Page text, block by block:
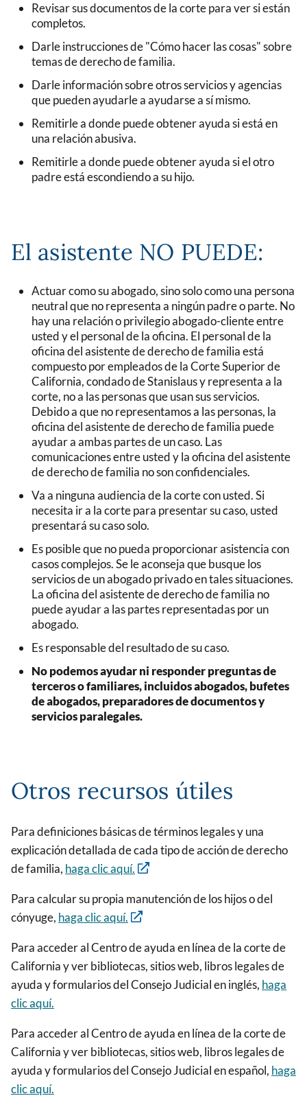
Revisar sus documentos de la corte para ver si están
completos.
Darle instrucciones de "Cómo hacer las cosas" sobre
temas de derecho de familia.
Darle información sobre otros servicios y agencias
que pueden ayudarle a ayudarse a sí mismo.
Remitirle a donde puede obtener ayuda si está en
una relación abusiva.
Remitirle a donde puede obtener ayuda si el otro
padre está escondiendo a su hijo.
El asistente NO PUEDE:
Actuar como su abogado, sino solo como una persona
neutral que no representa a ningún padre o parte. No
hay una relación o privilegio abogado-cliente entre
usted y el personal de la oficina. El personal de la
oficina del asistente de derecho de familia está
compuesto por empleados de la Corte Superior de
California, condado de Stanislaus y representa a la
corte, no a las personas que usan sus servicios.
Debido a que no representamos a las personas, la
oficina del asistente de derecho de familia puede
ayudar a ambas partes de un caso. Las
comunicaciones entre usted y la oficina del asistente
de derecho de familia no son confidenciales.
Va a ninguna audiencia de la corte con usted. Si
necesita ir a la corte para presentar su caso, usted
presentará su caso solo.
Es posible que no pueda proporcionar asistencia con
casos complejos. Se le aconseja que busque los
servicios de un abogado privado en tales situaciones.
La oficina del asistente de derecho de familia no
puede ayudar a las partes representadas por un
abogado.
Es responsable del resultado de su caso.
No podemos ayudar ni responder preguntas de
terceros o familiares, incluidos abogados, bufetes
de abogados, preparadores de documentos y
servicios paralegales.
Otros recursos útiles
Para definiciones básicas de términos legales y una
explicación detallada de cada tipo de acción de derecho
de familia, haga clic aquí.
Para calcular su propia manutención de los hijos o del
cónyuge, haga clic aquí.
Para acceder al Centro de ayuda en línea de la corte de
California y ver bibliotecas, sitios web, libros legales de
ayuda y formularios del Consejo Judicial en inglés, haga
clic aquí.
Para acceder al Centro de ayuda en línea de la corte de
California y ver bibliotecas, sitios web, libros legales de
ayuda y formularios del Consejo Judicial en español, haga
clic aquí.